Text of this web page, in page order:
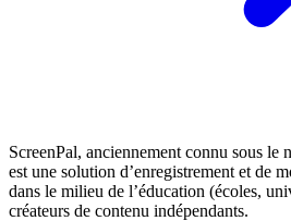
ScreenPal, anciennement connu sous le
est une solution d’enregistrement et de
dans le milieu de l’éducation (écoles,
créateurs de contenu indépendants.